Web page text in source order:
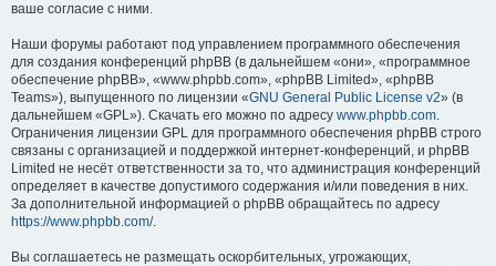
ваше согласие с ними.
Наши форумы работают под управлением программного обеспечения
для создания конференций phpBB (в дальнейшем «они», «программное
обеспечение phpBB», «www.phpbb.com», «phpBB Limited», «phpBB
Teams»), выпущенного по лицензии «GNU General Public License v2» (в
дальнейшем «GPL»). Скачать его можно по адресу www.phpbb.com.
Ограничения лицензии GPL для программного обеспечения phpBB строго
связаны с организацией и поддержкой интернет-конференций, и phpBB
Limited не несёт ответственности за то, что администрация конференций
определяет в качестве допустимого содержания и/или поведения в них.
За дополнительной информацией о phpBB обращайтесь по адресу
https://www.phpbb.com/.
Вы соглашаетесь не размещать оскорбительных, угрожающих,